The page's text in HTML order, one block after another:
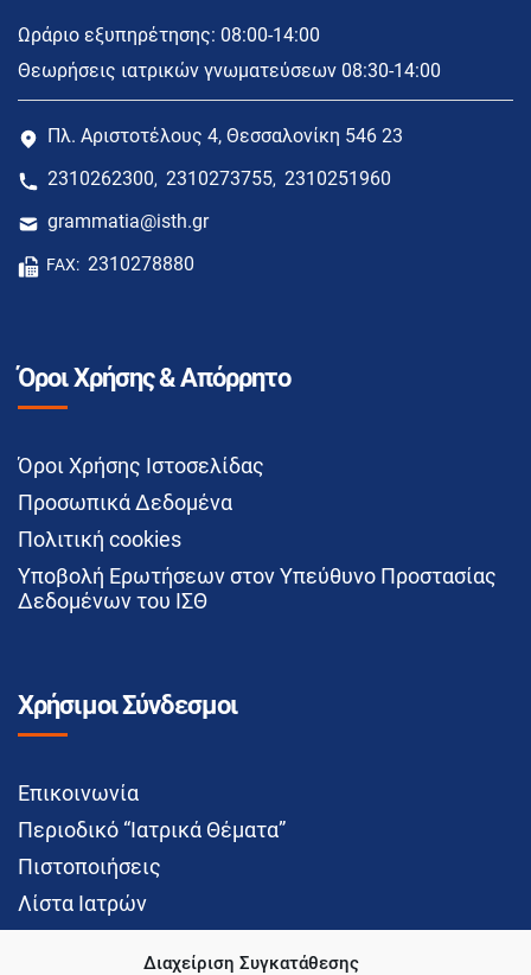
Διαχείριση Συγκατάθεσης
Ωράριο εξυπηρέτησης: 08:00-14:00
Θεωρήσεις ιατρικών γνωματεύσεων 08:30-14:00
Πλ. Αριστοτέλους 4, Θεσσαλονίκη 546 23
2310262300, 2310273755, 2310251960
grammatia@isth.gr
FAX: 2310278880
Όροι Χρήσης & Απόρρητο
Όροι Χρήσης Ιστοσελίδας
Προσωπικά Δεδομένα
Πολιτική cookies
Υποβολή Ερωτήσεων στον Υπεύθυνο Προστασίας
Δεδομένων του ΙΣΘ
Χρήσιμοι Σύνδεσμοι
Επικοινωνία
Περιοδικό “Ιατρικά Θέματα”
Πιστοποιήσεις
Λίστα Ιατρών